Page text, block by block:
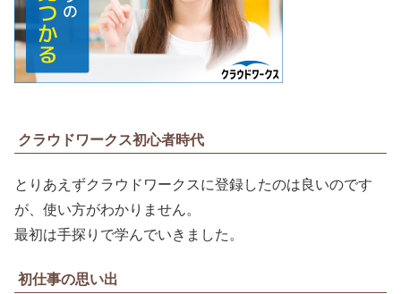
クラウドワークス初心者時代
とりあえずクラウドワークスに登録したのは良いのです
が、使い方がわかりません。
最初は手探りで学んでいきました。
初仕事の思い出